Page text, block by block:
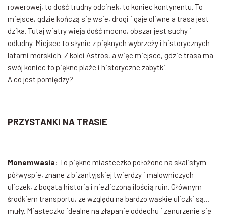
rowerowej, to dość trudny odcinek, to koniec kontynentu. To
miejsce, gdzie kończą się wsie, drogi i gaje oliwne a trasa jest
dzika. Tutaj wiatry wieją dość mocno, obszar jest suchy i
odludny. Miejsce to słynie z pięknych wybrzeży i historycznych
latarni morskich. Z kolei Astros, a więc miejsce, gdzie trasa ma
swój koniec to piękne plaże i historyczne zabytki.
A co jest pomiędzy?
PRZYSTANKI NA TRASIE
Monemwasia: To piękne miasteczko położone na skalistym
półwyspie, znane z bizantyjskiej twierdzy i malowniczych
uliczek, z bogatą historią i niezliczoną ilością ruin. Głównym
środkiem transportu, ze względu na bardzo wąskie uliczki są…
muły. Miasteczko idealne na złapanie oddechu i zanurzenie się